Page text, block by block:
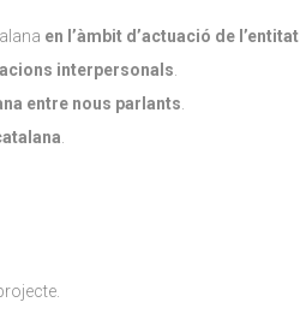
en l’àmbit d’actuació de l’entitat
interpersonals.
entre nous parlants.
.